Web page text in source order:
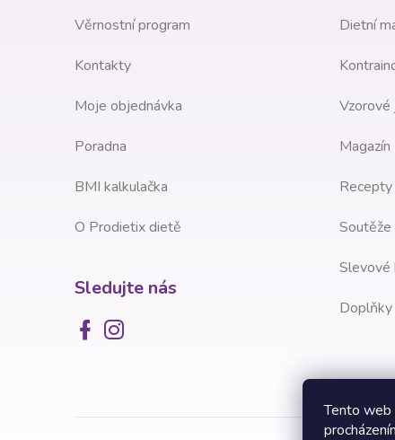
Tento web
Věrnostní program
Kontakty
Moje objednávka
Poradna
BMI kalkulačka
O Prodietix dietě
Sledujte nás
Dietní
Vzorové
Magazín
Recepty
Soutěže
Slevové